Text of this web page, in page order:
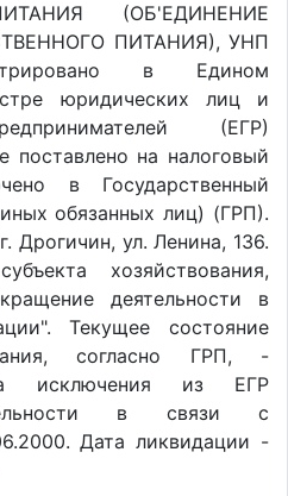
(ОБ'ЕДИНЕНИЕ
ПИТАНИЯ), УНП
в Едином
юридических лиц и
(ЕГР)
поставлено на налоговый
в Государственный
обязанных лиц) (ГРП).
Дрогичин, ул. Ленина, 136.
хозяйствования,
деятельности в
Текущее состояние
согласно ГРП, -
исключения из ЕГР
в связи с
Дата ликвидации -